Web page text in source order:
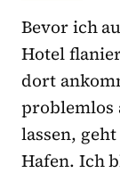
Bevor ich
Hotel
dort
problemlos
lassen,
Hafen. Ich